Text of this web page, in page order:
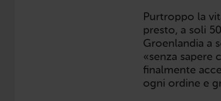
Purtroppo la
presto, a soli
Groenlandia a
«senza sapere
finalmente
ogni ordine e